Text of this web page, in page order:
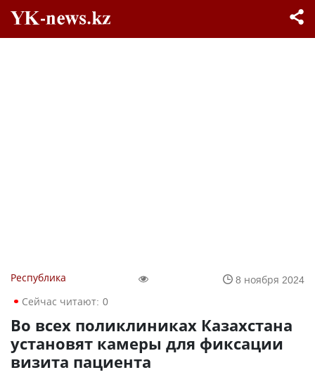
Республика
8 ноября 2024
Сейчас читают: 0
Во всех поликлиниках Казахстана
установят камеры для фиксации
визита пациента